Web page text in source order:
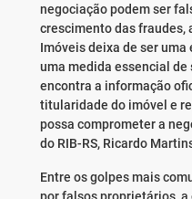
negociação podem ser
crescimento das fraudes,
Imóveis deixa de ser
uma medida essencial de
encontra a informação
titularidade do imóvel e
possa comprometer a
do RIB-RS, Ricardo
Entre os golpes mais